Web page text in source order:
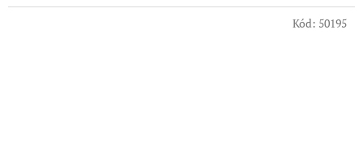
Kód: 50195